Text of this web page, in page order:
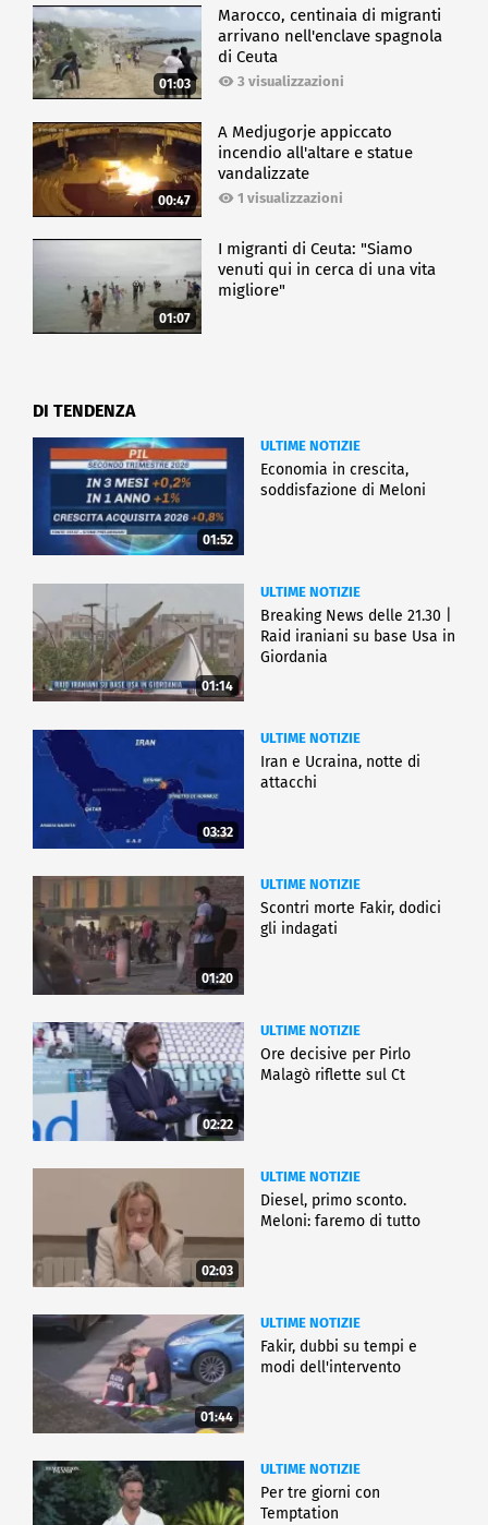
01:03
Marocco, centinaia di migranti
arrivano nell'enclave spagnola
di Ceuta
3 visualizzazioni
00:47
A Medjugorje appiccato
incendio all'altare e statue
vandalizzate
1 visualizzazioni
01:07
I migranti di Ceuta: "Siamo
venuti qui in cerca di una vita
migliore"
DI TENDENZA
01:52
ULTIME NOTIZIE
Economia in crescita,
soddisfazione di Meloni
01:14
ULTIME NOTIZIE
Breaking News delle 21.30 |
Raid iraniani su base Usa in
Giordania
03:32
ULTIME NOTIZIE
Iran e Ucraina, notte di
attacchi
01:20
ULTIME NOTIZIE
Scontri morte Fakir, dodici
gli indagati
02:22
ULTIME NOTIZIE
Ore decisive per Pirlo
Malagò riflette sul Ct
02:03
ULTIME NOTIZIE
Diesel, primo sconto.
Meloni: faremo di tutto
01:44
ULTIME NOTIZIE
Fakir, dubbi su tempi e
modi dell'intervento
ULTIME NOTIZIE
Per tre giorni con
Temptation